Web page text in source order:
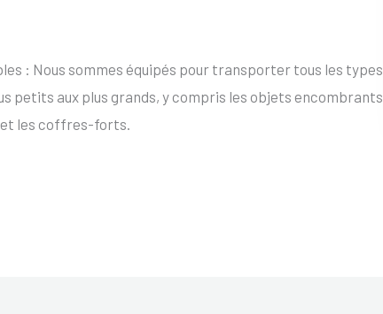
: Nous sommes équipés pour transporter tous les types
petits aux plus grands, y compris les objets encombrants
les coffres-forts.